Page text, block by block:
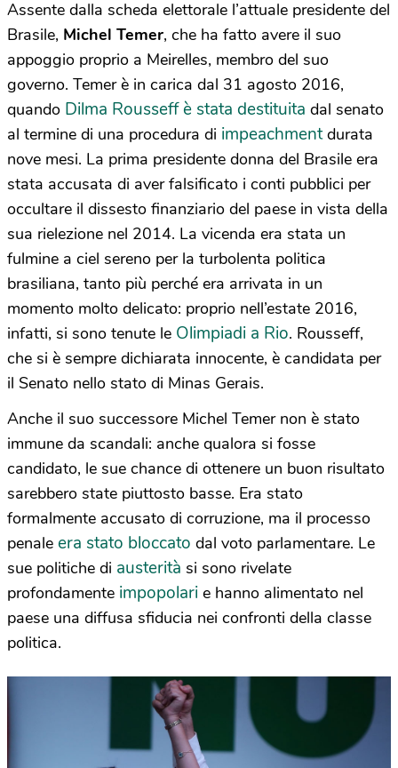
Assente dalla scheda elettorale l’attuale presidente del
Brasile, Michel Temer, che ha fatto avere il suo
appoggio proprio a Meirelles, membro del suo
governo. Temer è in carica dal 31 agosto 2016,
quando Dilma Rousseff è stata destituita dal senato
al termine di una procedura di impeachmentdurata
nove mesi. La prima presidente donna del Brasile era
stata accusata di aver falsificato i conti pubblici per
occultare il dissesto finanziario del paese in vista della
sua rielezione nel 2014. La vicenda era stata un
fulmine a ciel sereno per la turbolenta politica
brasiliana, tanto più perché era arrivata in un
momento molto delicato: proprio nell’estate 2016,
infatti, si sono tenute le Olimpiadi a Rio. Rousseff,
che si è sempre dichiarata innocente, è candidata per
il Senato nello stato di Minas Gerais.
Anche il suo successore Michel Temer non è stato
immune da scandali: anche qualora si fosse
candidato, le sue chance di ottenere un buon risultato
sarebbero state piuttosto basse. Era stato
formalmente accusato di corruzione, ma il processo
penale era stato bloccato dal voto parlamentare. Le
sue politiche di austerità si sono rivelate
profondamente impopolari e hanno alimentato nel
paese una diffusa sfiducia nei confronti della classe
politica.